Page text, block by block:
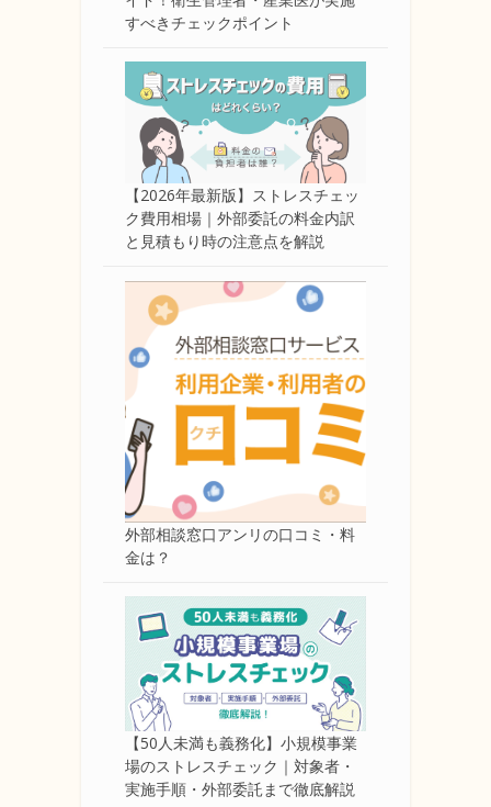
すべきチェックポイント
【2026年最新版】ストレスチェッ
ク費用相場｜外部委託の料金内訳
と見積もり時の注意点を解説
外部相談窓口アンリの口コミ・料
金は？
【50人未満も義務化】小規模事業
場のストレスチェック｜対象者・
実施手順・外部委託まで徹底解説